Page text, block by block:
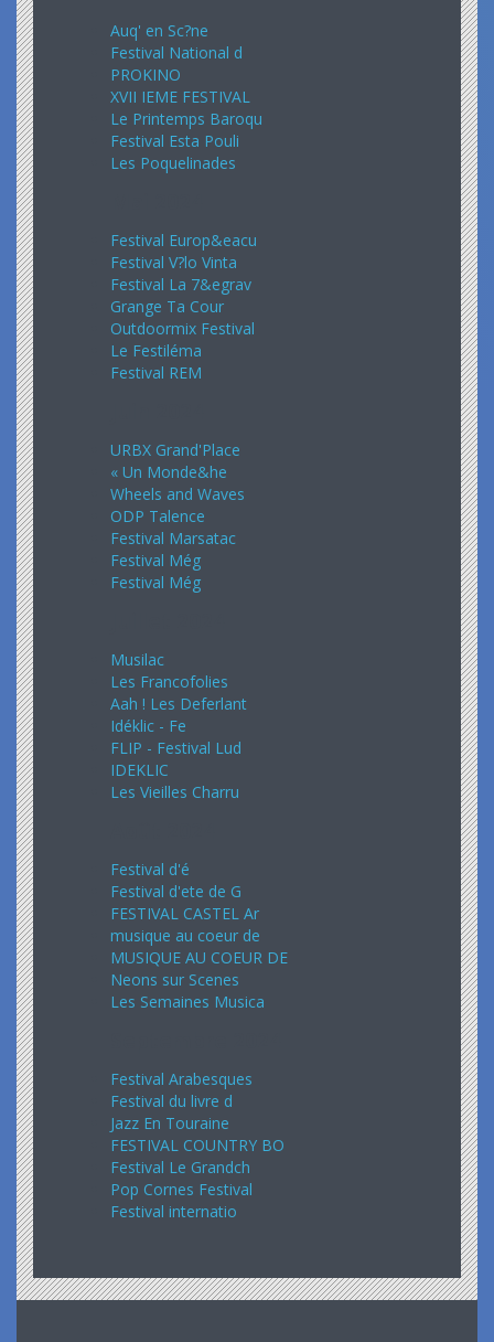
Auq' en Sc?ne
Festival National d
PROKINO
XVII IEME FESTIVAL
Le Printemps Baroqu
Festival Esta Pouli
Les Poquelinades
Festival Europ&eacu
Festival V?lo Vinta
Festival La 7&egrav
Grange Ta Cour
Outdoormix Festival
Le Festiléma
Festival REM
URBX Grand'Place
« Un Monde&he
Wheels and Waves
ODP Talence
Festival Marsatac
Festival Még
Festival Még
Musilac
Les Francofolies
Aah ! Les Deferlant
Idéklic - Fe
FLIP - Festival Lud
IDEKLIC
Les Vieilles Charru
Festival d'é
Festival d'ete de G
FESTIVAL CASTEL Ar
musique au coeur de
MUSIQUE AU COEUR DE
Neons sur Scenes
Les Semaines Musica
Festival Arabesques
Festival du livre d
Jazz En Touraine
FESTIVAL COUNTRY BO
Festival Le Grandch
Pop Cornes Festival
Festival internatio